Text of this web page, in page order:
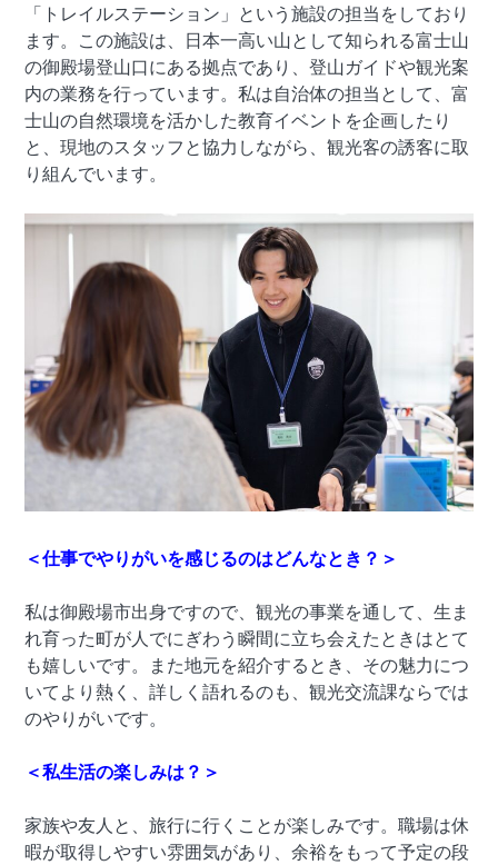
「トレイルステーション」という施設の担当をしており
ます。この施設は、日本一高い山として知られる富士山
の御殿場登山口にある拠点であり、登山ガイドや観光案
内の業務を行っています。私は自治体の担当として、富
士山の自然環境を活かした教育イベントを企画したり
と、現地のスタッフと協力しながら、観光客の誘客に取
り組んでいます。
＜仕事でやりがいを感じるのはどんなとき？＞
私は御殿場市出身ですので、観光の事業を通して、生ま
れ育った町が人でにぎわう瞬間に立ち会えたときはとて
も嬉しいです。また地元を紹介するとき、その魅力につ
いてより熱く、詳しく語れるのも、観光交流課ならでは
のやりがいです。
＜私生活の楽しみは？＞
家族や友人と、旅行に行くことが楽しみです。職場は休
暇が取得しやすい雰囲気があり、余裕をもって予定の段